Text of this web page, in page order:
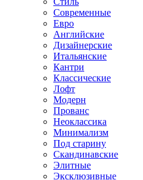
Современные
Евро
Английские
Дизайнерские
Итальянские
Кантри
Классические
Лофт
Модерн
Прованс
Неоклассика
Минимализм
Под старину
Скандинавские
Элитные
Эксклюзивные